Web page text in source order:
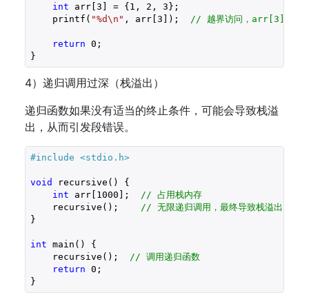
int arr[3 ] = {1 , 2 , 3};
    printf(
"%d\n" , arr[3 ]); // 越界访问，arr[3] 超过
return 0 ;
}
4）递归调用过深（栈溢出）
递归函数如果没有适当的终止条件，可能会导致栈溢
出，从而引发段错误。
#include <stdio.h>
void recursive() {
int arr[ 1000 ];
// 占用栈内存
    recursive();
// 无限递归调用，最终导致栈溢出
}
int main() {
    recursive();
// 调用递归函数
return 0 ;
}